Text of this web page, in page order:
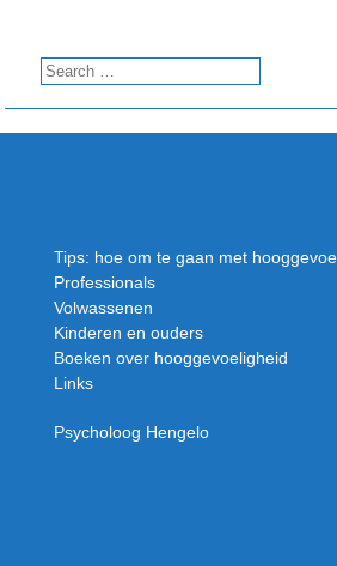
Tips: hoe om te gaan met
Professionals
Volwassenen
Kinderen en ouders
Boeken over hooggevoeligheid
Links
Psycholoog Hengelo